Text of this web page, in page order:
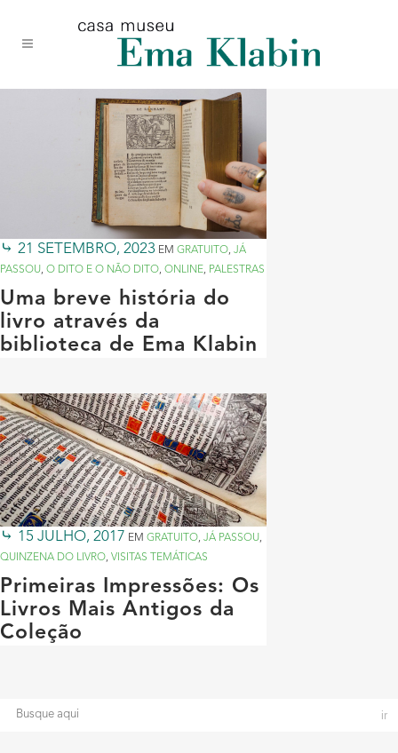
conteúdo
navegação
site
21 SETEMBRO, 2023 EM GRATUITO, JÁ
PASSOU, O DITO E O NÃO DITO, ONLINE, PALESTRAS
Uma breve história do
livro através da
biblioteca de Ema Klabin
15 JULHO, 2017 EM GRATUITO, JÁ PASSOU,
QUINZENA DO LIVRO, VISITAS TEMÁTICAS
Primeiras Impressões: Os
Livros Mais Antigos da
Coleção